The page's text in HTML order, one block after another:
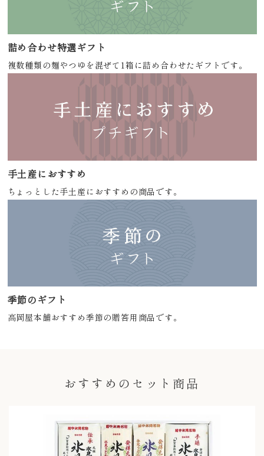
詰め合わせ特選ギフト
複数種類の麺やつゆを混ぜて1箱に詰め合わせたギフトです。
手土産におすすめ
ちょっとした手土産におすすめの商品です。
季節のギフト
高岡屋本舗おすすめ季節の贈答用商品です。
おすすめのセット商品